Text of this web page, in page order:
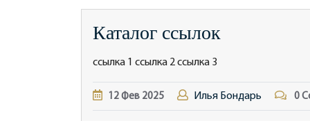
Каталог ссылок
ссылка 1 ссылка 2 ссылка 3
12 Фев 2025 Илья Бондарь 0